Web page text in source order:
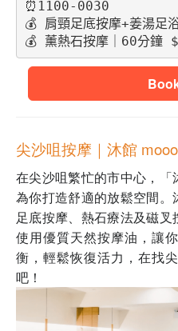
⏰1100-0030
💰 肩頸足底按摩+姜湯足
💰 薰熱石按摩｜60分鐘
尖沙咀按摩｜沐館
在尖沙咀繁忙的市中心，
為你打造舒適的放鬆空間
足底按摩、熱石療法及磁
使用優質天然按摩油，讓
衡，輕鬆恢復活力，在找
吧！